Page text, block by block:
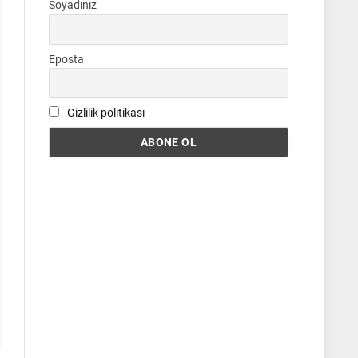
Soyadınız
Eposta
Gizlilik politikası